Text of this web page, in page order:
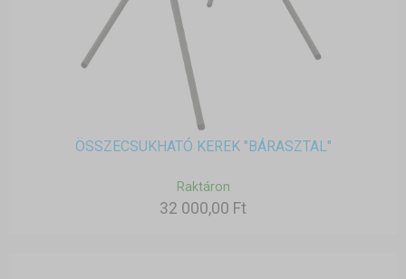
ÖSSZECSUKHATÓ KEREK "BÁRASZTAL"
Raktáron
32 000,00 Ft